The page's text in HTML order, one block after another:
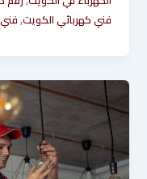
فني كهربائي الكويت,